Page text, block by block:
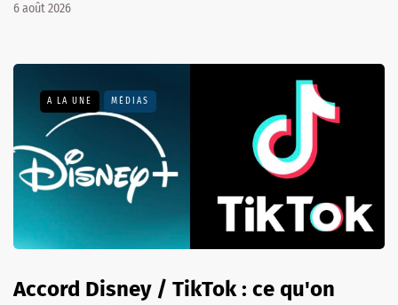
6 août 2026
A LA UNE MÉDIAS
Accord Disney / TikTok : ce qu'on